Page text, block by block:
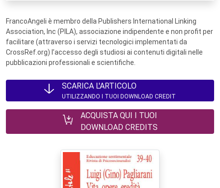
FrancoAngeli è membro della Publishers International Linking
Association, Inc (PILA), associazione indipendente e non profit per
facilitare (attraverso i servizi tecnologici implementati da
CrossRef.org) l’accesso degli studiosi ai contenuti digitali nelle
pubblicazioni professionali e scientifiche.
SCARICA L'ARTICOLO
UTILIZZANDO I TUOI DOWNLOAD CREDIT
ACQUISTA QUI I TUOI
DOWNLOAD CREDITS